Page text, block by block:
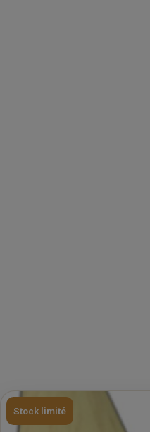
Stock limité